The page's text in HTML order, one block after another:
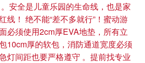
安全是儿童乐园的生命线，也是家
线！ 绝不能“差不多就行”！蜜动游
必须使用2cm厚EVA地垫，所有立
10cm厚的软包，消防通道宽度必须
灯间距也要严格遵守 。提前找专业